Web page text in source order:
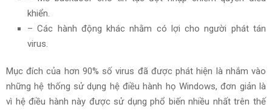
khiển.
– Các hành động khác nhằm có lợi cho người phát tán
virus.
Mục đích của hơn 90% số virus đã được phát hiện là nhắm vào
những hệ thống sử dụng hệ điều hành họ Windows,đơn giản là
vì hệ điều hành này được sử dụng phổ biến nhiều nhất trênthế